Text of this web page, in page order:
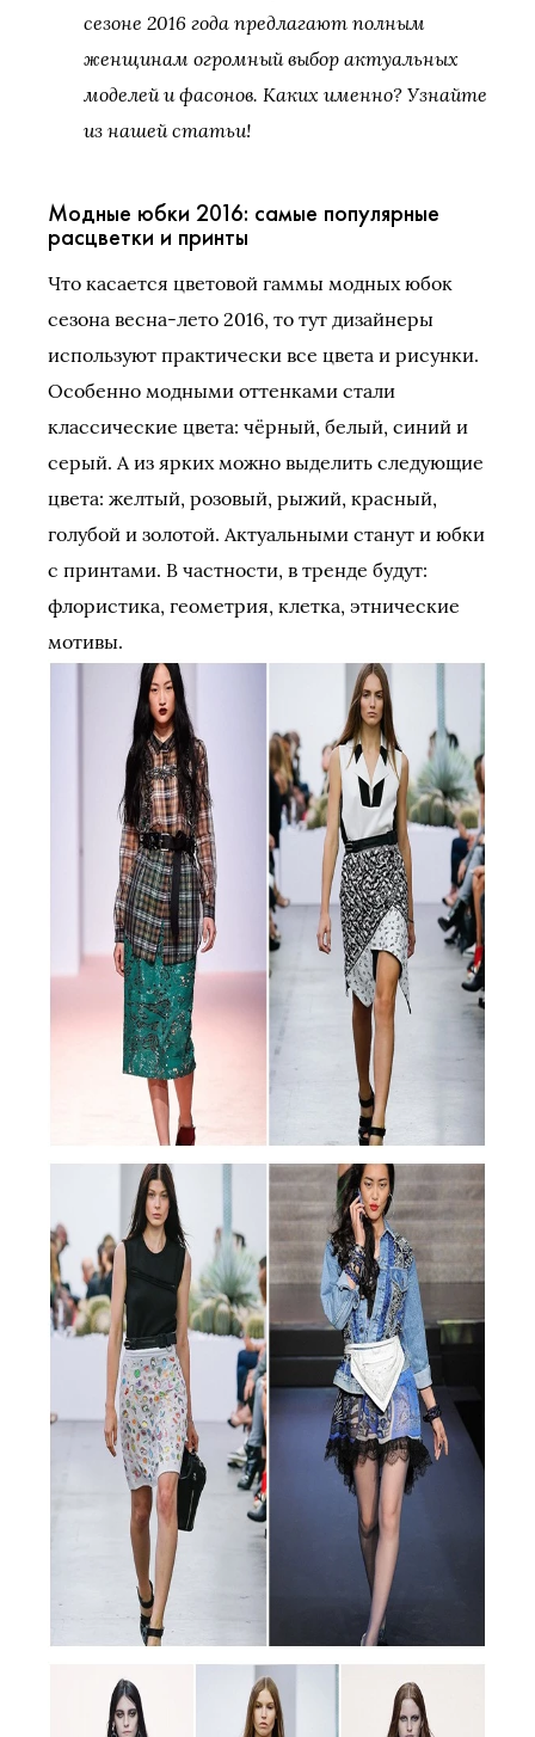
сезоне 2016 года предлагают полным
женщинам огромный выбор актуальных
моделей и фасонов. Каких именно? Узнайте
из нашей статьи!
Модные юбки 2016: самые популярные
расцветки и принты
Что касается цветовой гаммы модных юбок
сезона весна-лето 2016, то тут дизайнеры
используют практически все цвета и рисунки.
Особенно модными оттенками стали
классические цвета: чёрный, белый, синий и
серый. А из ярких можно выделить следующие
цвета: желтый, розовый, рыжий, красный,
голубой и золотой. Актуальными станут и юбки
с принтами. В частности, в тренде будут:
флористика, геометрия, клетка, этнические
мотивы.